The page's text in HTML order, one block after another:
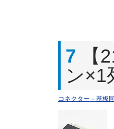
7
ン×1
コネクター－基板